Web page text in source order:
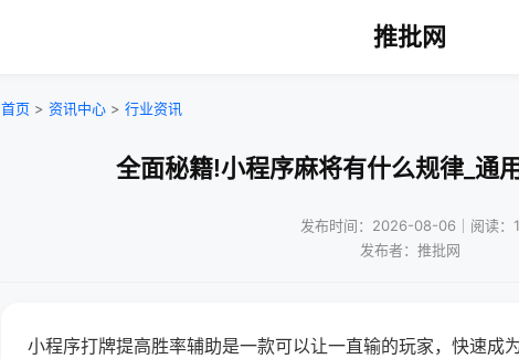
推批网
首页 > 资讯中心 > 行业资讯
全面秘籍!小程序麻将有什么规律_通
发布时间：2026-08-06｜阅读：1
发布者：推批网
小程序打牌提高胜率辅助是一款可以让一直输的玩家，快速成